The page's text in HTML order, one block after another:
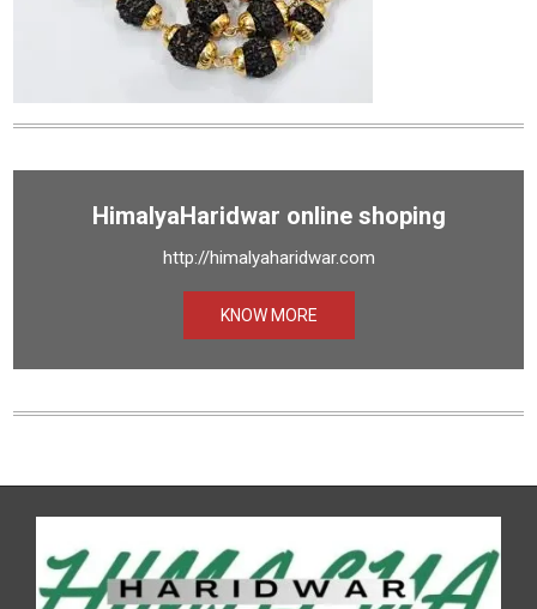
HimalyaHaridwar online shoping
http://himalyaharidwar.com
KNOW MORE